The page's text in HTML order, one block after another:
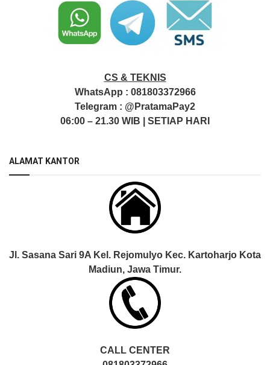
CS & TEKNIS
WhatsApp : 081803372966
Telegram : @PratamaPay2
06:00 – 21.30 WIB | SETIAP HARI
ALAMAT KANTOR
Jl. Sasana Sari 9A Kel. Rejomulyo Kec. Kartoharjo Kota
Madiun, Jawa Timur.
CALL CENTER